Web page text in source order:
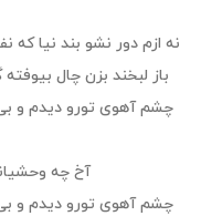
نه ازم دور نشو بند نیا
باز لبخند بزن چال
چشم آهوی تورو دیدم و
آخ چه
چشم آهوی تورو دیدم و